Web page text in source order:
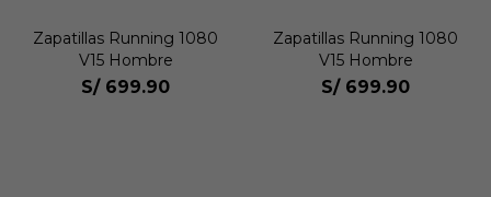
Zapatillas Running 1080
V15 Hombre
S/ 699.90
Zapatillas Running 1080
V15 Hombre
S/ 699.90